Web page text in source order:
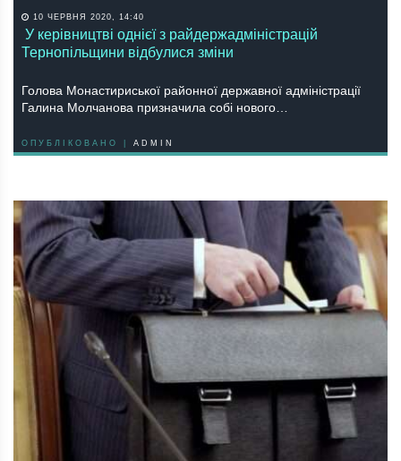
10 ЧЕРВНЯ 2020, 14:40
У керівництві однієї з райдержадміністрацій
Тернопільщини відбулися зміни
Голова Монастириської районної державної адміністрації
Галина Молчанова призначила собі нового…
ОПУБЛІКОВАНО | ADMIN